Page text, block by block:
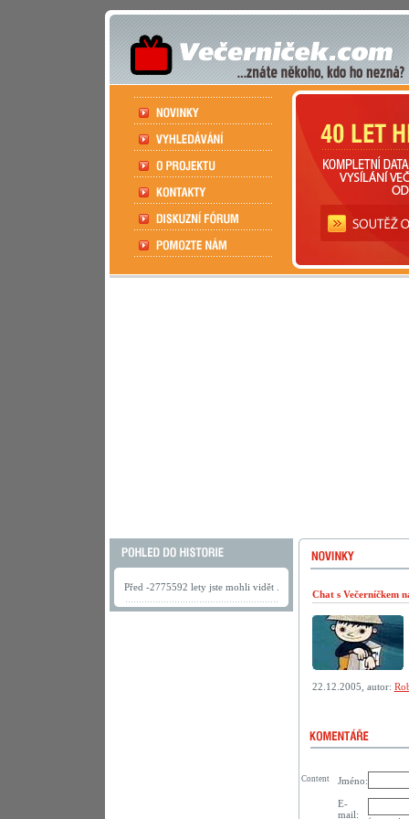
Před -2775592 lety jste mohli vidět .
Chat s Večerníčkem
22.12.2005, autor:
Jméno:
E-
mail:
Content